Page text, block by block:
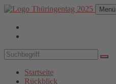
Menü
Startseite
Rückblick